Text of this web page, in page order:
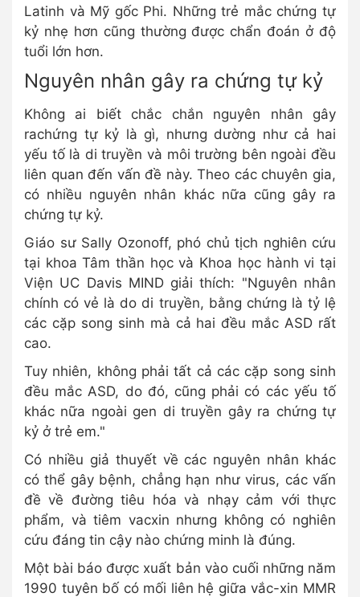
Latinh và Mỹ gốc Phi. Những trẻ mắc chứng tự
kỷ nhẹ hơn cũng thường được chẩn đoán ở độ
tuổi lớn hơn.
Nguyên nhân gây ra chứng tự kỷ
Không ai biết chắc chắn nguyên nhân gây
rachứng tự kỷ là gì, nhưng dường như cả hai
yếu tố là di truyền và môi trường bên ngoài đều
liên quan đến vấn đề này. Theo các chuyên gia,
có nhiều nguyên nhân khác nữa cũng gây ra
chứng tự kỷ.
Giáo sư Sally Ozonoff, phó chủ tịch nghiên cứu
tại khoa Tâm thần học và Khoa học hành vi tại
Viện UC Davis MIND giải thích: "Nguyên nhân
chính có vẻ là do di truyền, bằng chứng là tỷ lệ
các cặp song sinh mà cả hai đều mắc ASD rất
cao.
Tuy nhiên, không phải tất cả các cặp song sinh
đều mắc ASD, do đó, cũng phải có các yếu tố
khác nữa ngoài gen di truyền gây ra chứng tự
kỷ ở trẻ em."
Có nhiều giả thuyết về các nguyên nhân khác
có thể gây bệnh, chẳng hạn như virus, các vấn
đề về đường tiêu hóa và nhạy cảm với thực
phẩm, và tiêm vacxin nhưng không có nghiên
cứu đáng tin cậy nào chứng minh là đúng.
Một bài báo được xuất bản vào cuối những năm
1990 tuyên bố có mối liên hệ giữa vắc-xin MMR